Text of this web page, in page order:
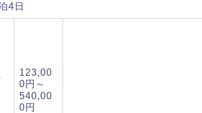
4日
123,00
0円～
540,00
0円